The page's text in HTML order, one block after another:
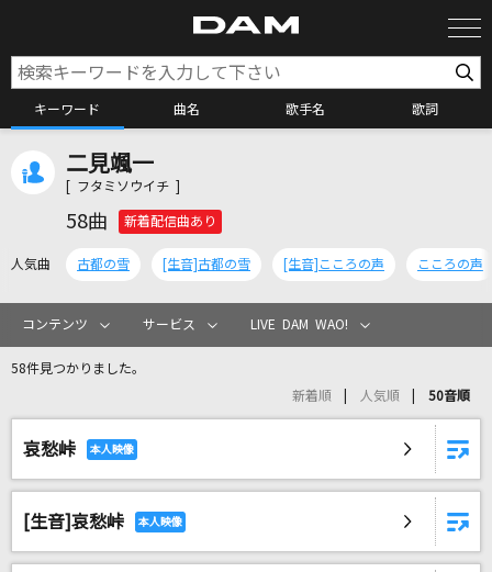
キーワード 曲名 歌手名 歌詞
カラオケリクエスト
リアルタイムで歌われている曲の一覧
倉木麻衣
二見颯一
[ フタミソウイチ ]
58曲 新着配信曲あり
人気曲 古都の雪 [生音]古都の雪 [生音]こころの声 こころの声
コンテンツ サービス LIVE DAM WAO!
58件見つかりました。
新着順 人気順 50音順
哀愁峠
[生音]哀愁峠